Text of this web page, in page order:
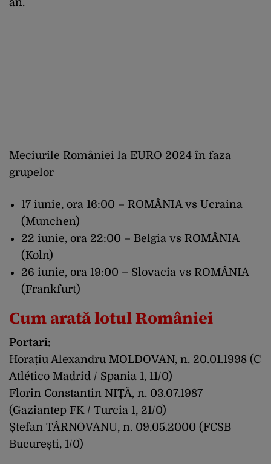
Meciurile României la EURO 2024 în faza
grupelor
17 iunie, ora 16:00 – ROMÂNIA vs Ucraina
(Munchen)
22 iunie, ora 22:00 – Belgia vs ROMÂNIA
(Koln)
26 iunie, ora 19:00 – Slovacia vs ROMÂNIA
(Frankfurt)
Cum arată lotul României
Portari:
Horațiu Alexandru MOLDOVAN, n. 20.01.1998 (C
Atlético Madrid / Spania 1, 11/0)
Florin Constantin NIȚĂ, n. 03.07.1987
(Gaziantep FK / Turcia 1, 21/0)
Ștefan TÂRNOVANU, n. 09.05.2000 (FCSB
București, 1/0)